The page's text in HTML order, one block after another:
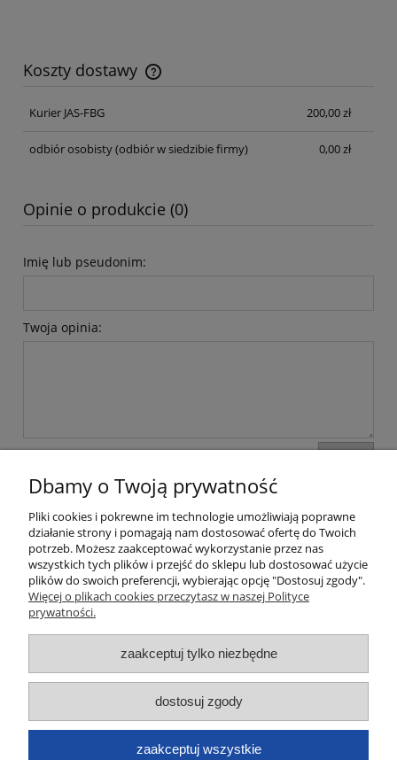
Koszty dostawy
Cena nie zawiera ewentualnych kosztów płatności
Kurier JAS-FBG
200,00 zł
odbiór osobisty(odbiór w siedzibie firmy) 0,00 zł
Opinie o produkcie (0)
Imię lub pseudonim:
Twoja opinia:
Moje konto
Płatności i dostawa
O nas
Dane kontaktowe
Dbamy o Twoją prywatność
Pliki cookies i pokrewne im technologie umożliwiają poprawne
działanie strony i pomagają nam dostosować ofertę do Twoich
potrzeb. Możesz zaakceptować wykorzystanie przez nas
wszystkich tych plików i przejść do sklepu lub dostosować użycie
plików do swoich preferencji, wybierając opcję "Dostosuj zgody".
Więcej o plikach cookies przeczytasz w naszej Polityce
prywatności.
zaakceptuj tylko niezbędne
dostosuj zgody
zaakceptuj wszystkie